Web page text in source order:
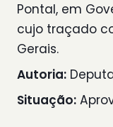
Pontal, em
cujo traçado
Gerais.
Autoria:
Situação: